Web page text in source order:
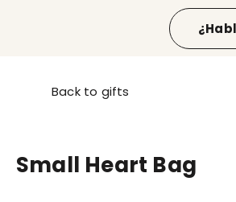
Back to gifts
Small Heart Bag